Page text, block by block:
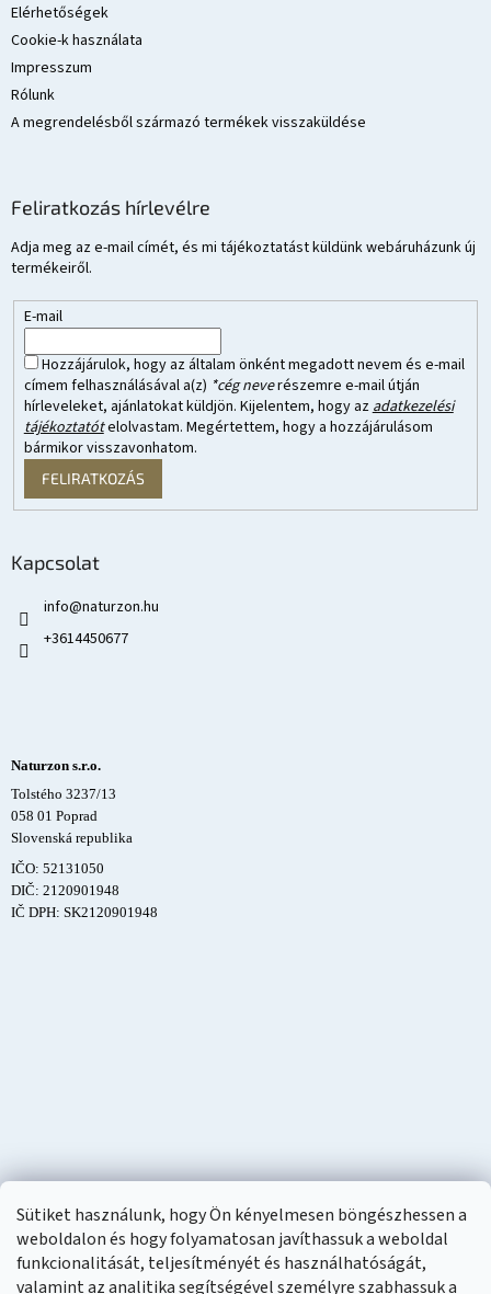
Sütiket használunk, hogy Ön kényelmesen böngészhessen a
weboldalon és hogy folyamatosan javíthassuk a weboldal
funkcionalitását, teljesítményét és használhatóságát,
valamint az analitika segítségével személyre szabhassuk a
Elérhetőségek
Cookie-k használata
Impresszum
Rólunk
A megrendelésből származó termékek visszaküldése
Feliratkozás hírlevélre
Adja meg az e-mail címét, és mi tájékoztatást küldünk webáruházunk új
termékeiről.
E-mail
Hozzájárulok, hogy az általam önként megadott nevem és e-mail
címem felhasználásával a(z) *cég neverészemre e-mail útján
hírleveleket, ajánlatokat küldjön. Kijelentem, hogy az adatkezelési
tájékoztatótelolvastam. Megértettem, hogy a hozzájárulásom
bármikor visszavonhatom.
FELIRATKOZÁS
Kapcsolat
info@naturzon.hu
+3614450677
Naturzon s.r.o.
Tolstého 3237/13
058 01 Poprad
Slovenská republika
IČO: 52131050
DIČ: 2120901948
IČ DPH: SK2120901948